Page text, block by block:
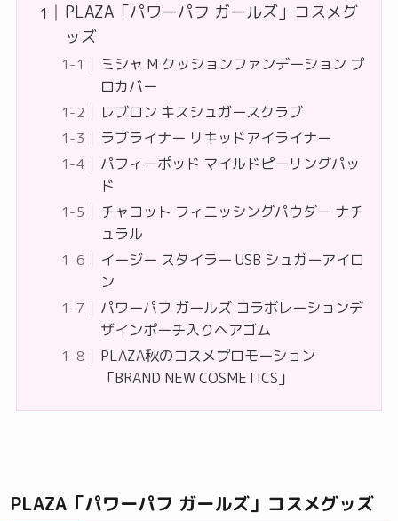
PLAZA「パワーパフ ガールズ」コスメグ
ッズ
ミシャ M クッションファンデーション プ
ロカバー
レブロン キスシュガースクラブ
ラブライナー リキッドアイライナー
パフィーポッド マイルドピーリングパッ
ド
チャコット フィニッシングパウダー ナチ
ュラル
イージー スタイラー USB シュガーアイロ
ン
パワーパフ ガールズ コラボレーションデ
ザインポーチ入りヘアゴム
PLAZA秋のコスメプロモーション
「BRAND NEW COSMETICS」
PLAZA「パワーパフ ガールズ」コスメグッズ